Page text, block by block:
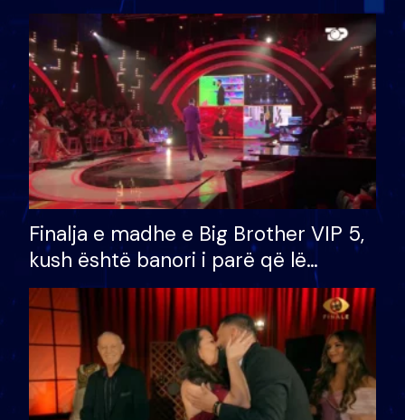
Finalja e madhe e Big Brother VIP 5,
kush është banori i parë që lë
shtëpinë dhe humb mundësinë për
të fituar çmimin e madh